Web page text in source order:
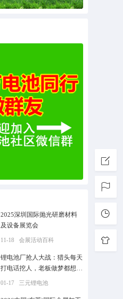
2025深圳国际抛光研磨材料
及设备展览会
11-18 会展活动百科
锂电池厂抢人大战：猎头每天
打电话挖人，老板做梦都想上
市
01-17 三元锂电池